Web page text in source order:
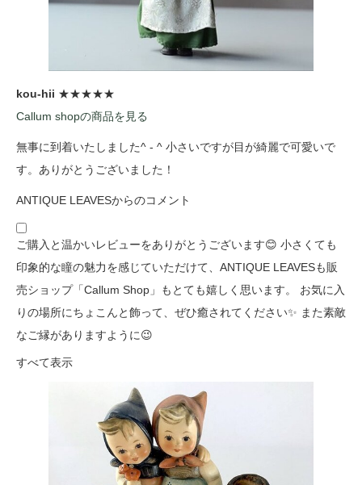
kou-hii ★★★★★
Callum shopの商品を見る
無事に到着いたしました^ - ^ 小さいですが目が綺麗で可愛いで
す。ありがとうございました！
ANTIQUE LEAVESからのコメント
ご購入と温かいレビューをありがとうございます😊 小さくても
印象的な瞳の魅力を感じていただけて、ANTIQUE LEAVESも販
売ショップ「Callum Shop」もとても嬉しく思います。 お気に入
りの場所にちょこんと飾って、ぜひ癒されてください✨ また素敵
なご縁がありますように😉
すべて表示